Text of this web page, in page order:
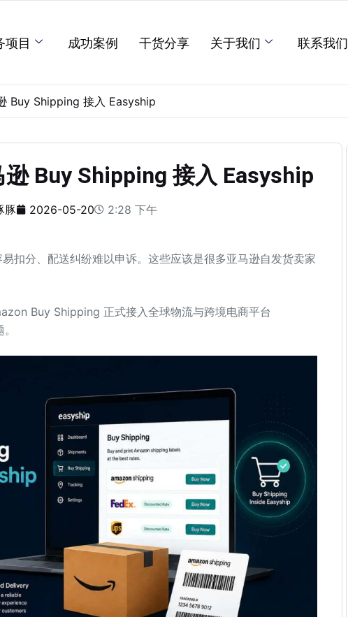
项目 成功案例 干货分享 关于我们 联系我们
Buy Shipping 接入 Easyship
Buy Shipping 接入 Easyship
豚 2026-05-20 2:28 下午
扣分、配送纠纷难以申诉。这些应该是很多亚马逊自发货卖家
Buy Shipping 正式接入全球物流与跨境电商平台